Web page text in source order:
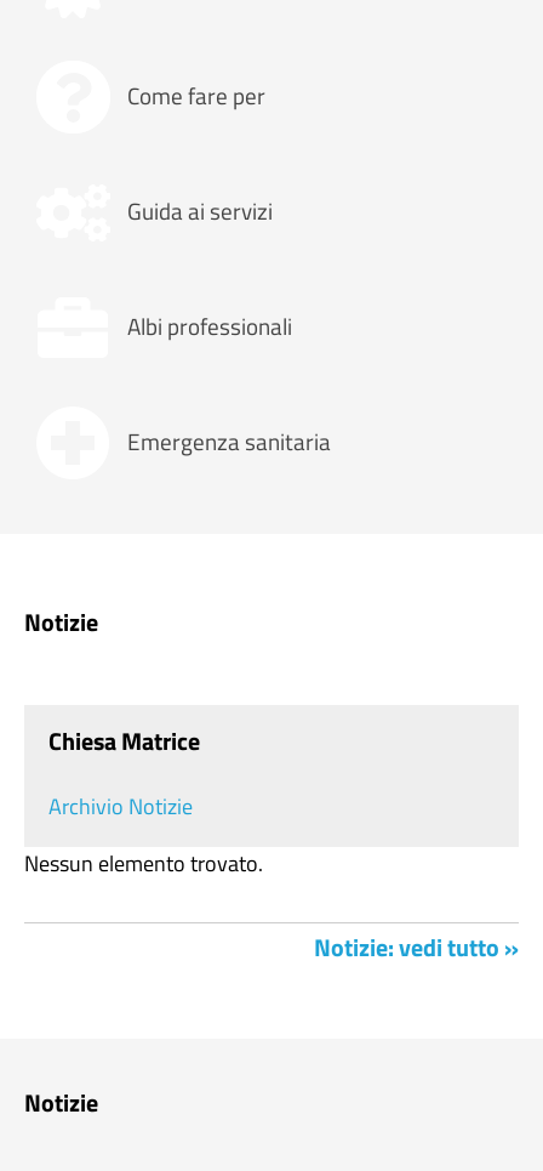
Come fare per
Guida ai servizi
Albi professionali
Emergenza sanitaria
Notizie
Chiesa Matrice
Archivio Notizie
Nessun elemento trovato.
Notizie: vedi tutto »
Notizie